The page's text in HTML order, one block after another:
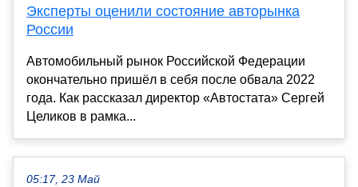
Эксперты оценили состояние авторынка
России
Автомобильный рынок Российской Федерации
окончательно пришёл в себя после обвала 2022
года. Как рассказал директор «Автостата» Сергей
Целиков в рамка...
05:17, 23 Май